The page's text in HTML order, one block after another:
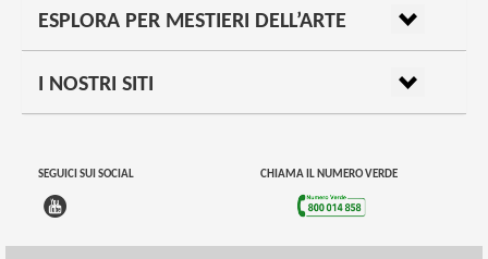
ESPLORA PER MESTIERI DELL’ARTE
I NOSTRI SITI
SEGUICI SUI SOCIAL CHIAMA IL NUMERO VERDE